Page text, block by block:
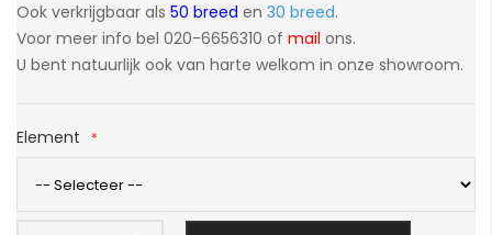
Ook verkrijgbaar als 50 breed en 30 breed.
Voor meer info bel 020-6656310 of mail ons.
U bent natuurlijk ook van harte welkom in onze showroom.
Element